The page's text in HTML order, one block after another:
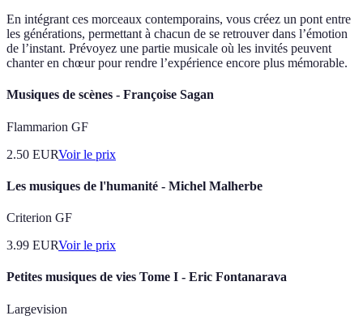
En intégrant ces morceaux contemporains, vous créez un pont entre
les générations, permettant à chacun de se retrouver dans l’émotion
de l’instant. Prévoyez une partie musicale où les invités peuvent
chanter en chœur pour rendre l’expérience encore plus mémorable.
Musiques de scènes - Françoise Sagan
Flammarion GF
2.50 EURVoir le prix
Les musiques de l'humanité - Michel Malherbe
Criterion GF
3.99 EURVoir le prix
Petites musiques de vies Tome I - Eric Fontanarava
Largevision